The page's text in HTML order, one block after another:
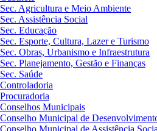
Sec. Agricultura e Meio Ambiente
Sec. Assistência Social
Sec. Educação
Sec. Esporte, Cultura, Lazer e Turismo
Sec. Obras, Urbanismo e Infraestrutura
Sec. Planejamento, Gestão e Finanças
Sec. Saúde
Controladoria
Procuradoria
Conselhos Municipais
Conselho Municipal de
Conselho Municipal de Assistência